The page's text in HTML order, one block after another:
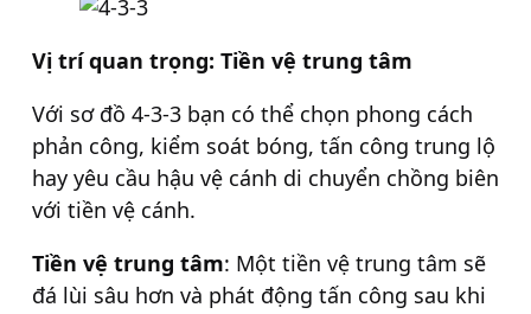
Vị trí quan trọng: Tiền vệ trung tâm
Với sơ đồ 4-3-3 bạn có thể chọn phong cách
phản công, kiểm soát bóng, tấn công trung lộ
hay yêu cầu hậu vệ cánh di chuyển chồng biên
với tiền vệ cánh.
Tiền vệ trung tâm: Một tiền vệ trung tâm sẽ
đá lùi sâu hơn và phát động tấn công sau khi